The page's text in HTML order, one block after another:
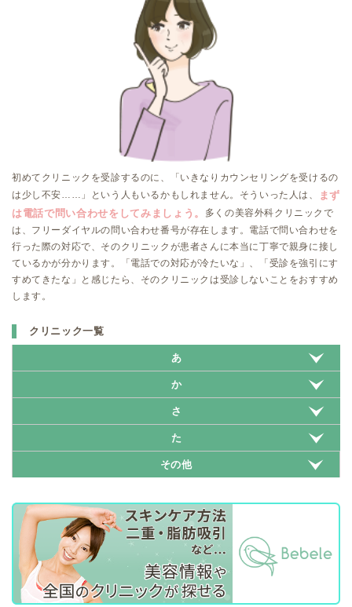
初めてクリニックを受診するのに、「いきなりカウンセリングを受けるの
は少し不安……」という人もいるかもしれません。そういった人は、
まず
は電話で問い合わせをしてみましょう。
多くの美容外科クリニックで
は、フリーダイヤルの問い合わせ番号が存在します。電話で問い合わせを
行った際の対応で、そのクリニックが患者さんに本当に丁寧で親身に接し
ているかが分かります。「電話での対応が冷たいな」、「受診を強引にす
すめてきたな」と感じたら、そのクリニックは受診しないことをおすすめ
します。
クリニック一覧
あ
か
さ
た
その他